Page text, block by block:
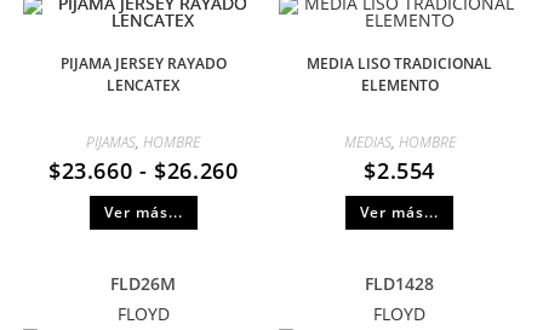
PIJAMA JERSEY RAYADO
LENCATEX
PIJAMAS,HOMBRE
$23.660 - $26.260
Ver más...
MEDIA LISO TRADICIONAL
ELEMENTO
MEDIAS, HOMBRE
$2.554
Ver más...
FLD26M
FLOYD
FLD1428
FLOYD